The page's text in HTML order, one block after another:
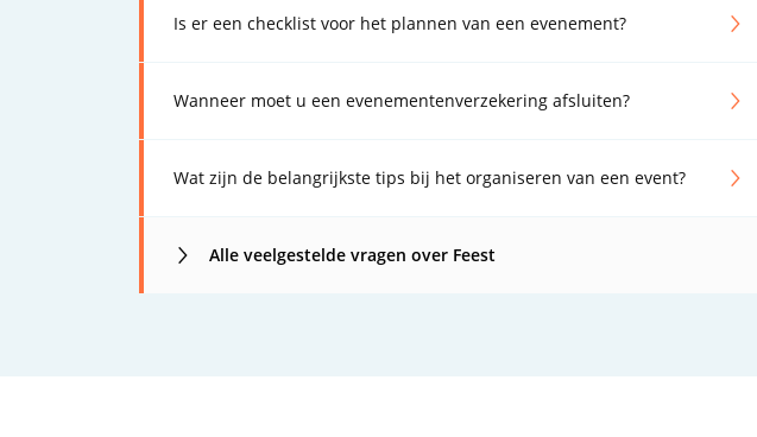
Is er een checklist voor het plannen van een evenement?
Wanneer moet u een evenementenverzekering afsluiten?
Wat zijn de belangrijkste tips bij het organiseren van een event?
Alle veelgestelde vragen over Feest